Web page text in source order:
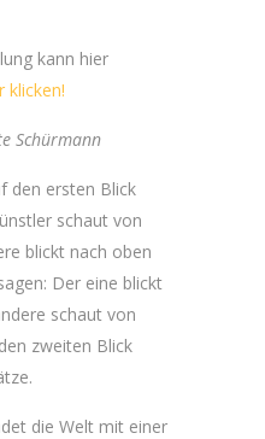
kann hier
klicken!
Schürmann
den ersten Blick
schaut von
blickt nach oben
Der eine blickt
schaut von
zweiten Blick
die Welt mit einer